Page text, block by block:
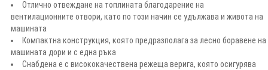
Отлично отвеждане на топлината благодарение на
вентилационните отвори, като по този начин се удължава и живота на
машината
Компактна конструкция, която предразполага за лесно боравене на
машината дори и с една ръка
Снабдена е с висококачествена режеща верига, която осигурява